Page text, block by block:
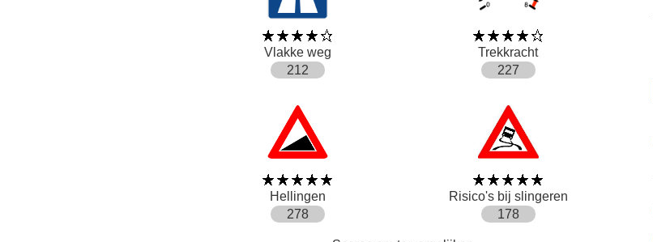
Vlakke weg
Trekkracht
212
227
Hellingen
Risico's bij slingeren
278
178